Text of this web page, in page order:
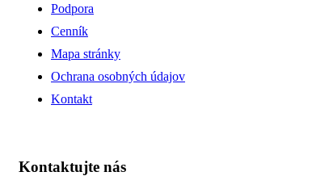
Podpora
Cenník
Mapa stránky
Ochrana osobných údajov
Kontakt
Kontaktujte nás